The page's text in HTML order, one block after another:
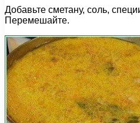
Добавьте сметану, соль,
Перемешайте.